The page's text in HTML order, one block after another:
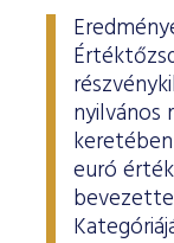
nyilvános
euró